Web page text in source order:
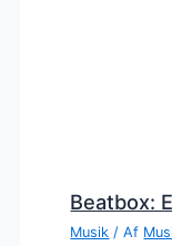
Beatbox:
Musik / Af